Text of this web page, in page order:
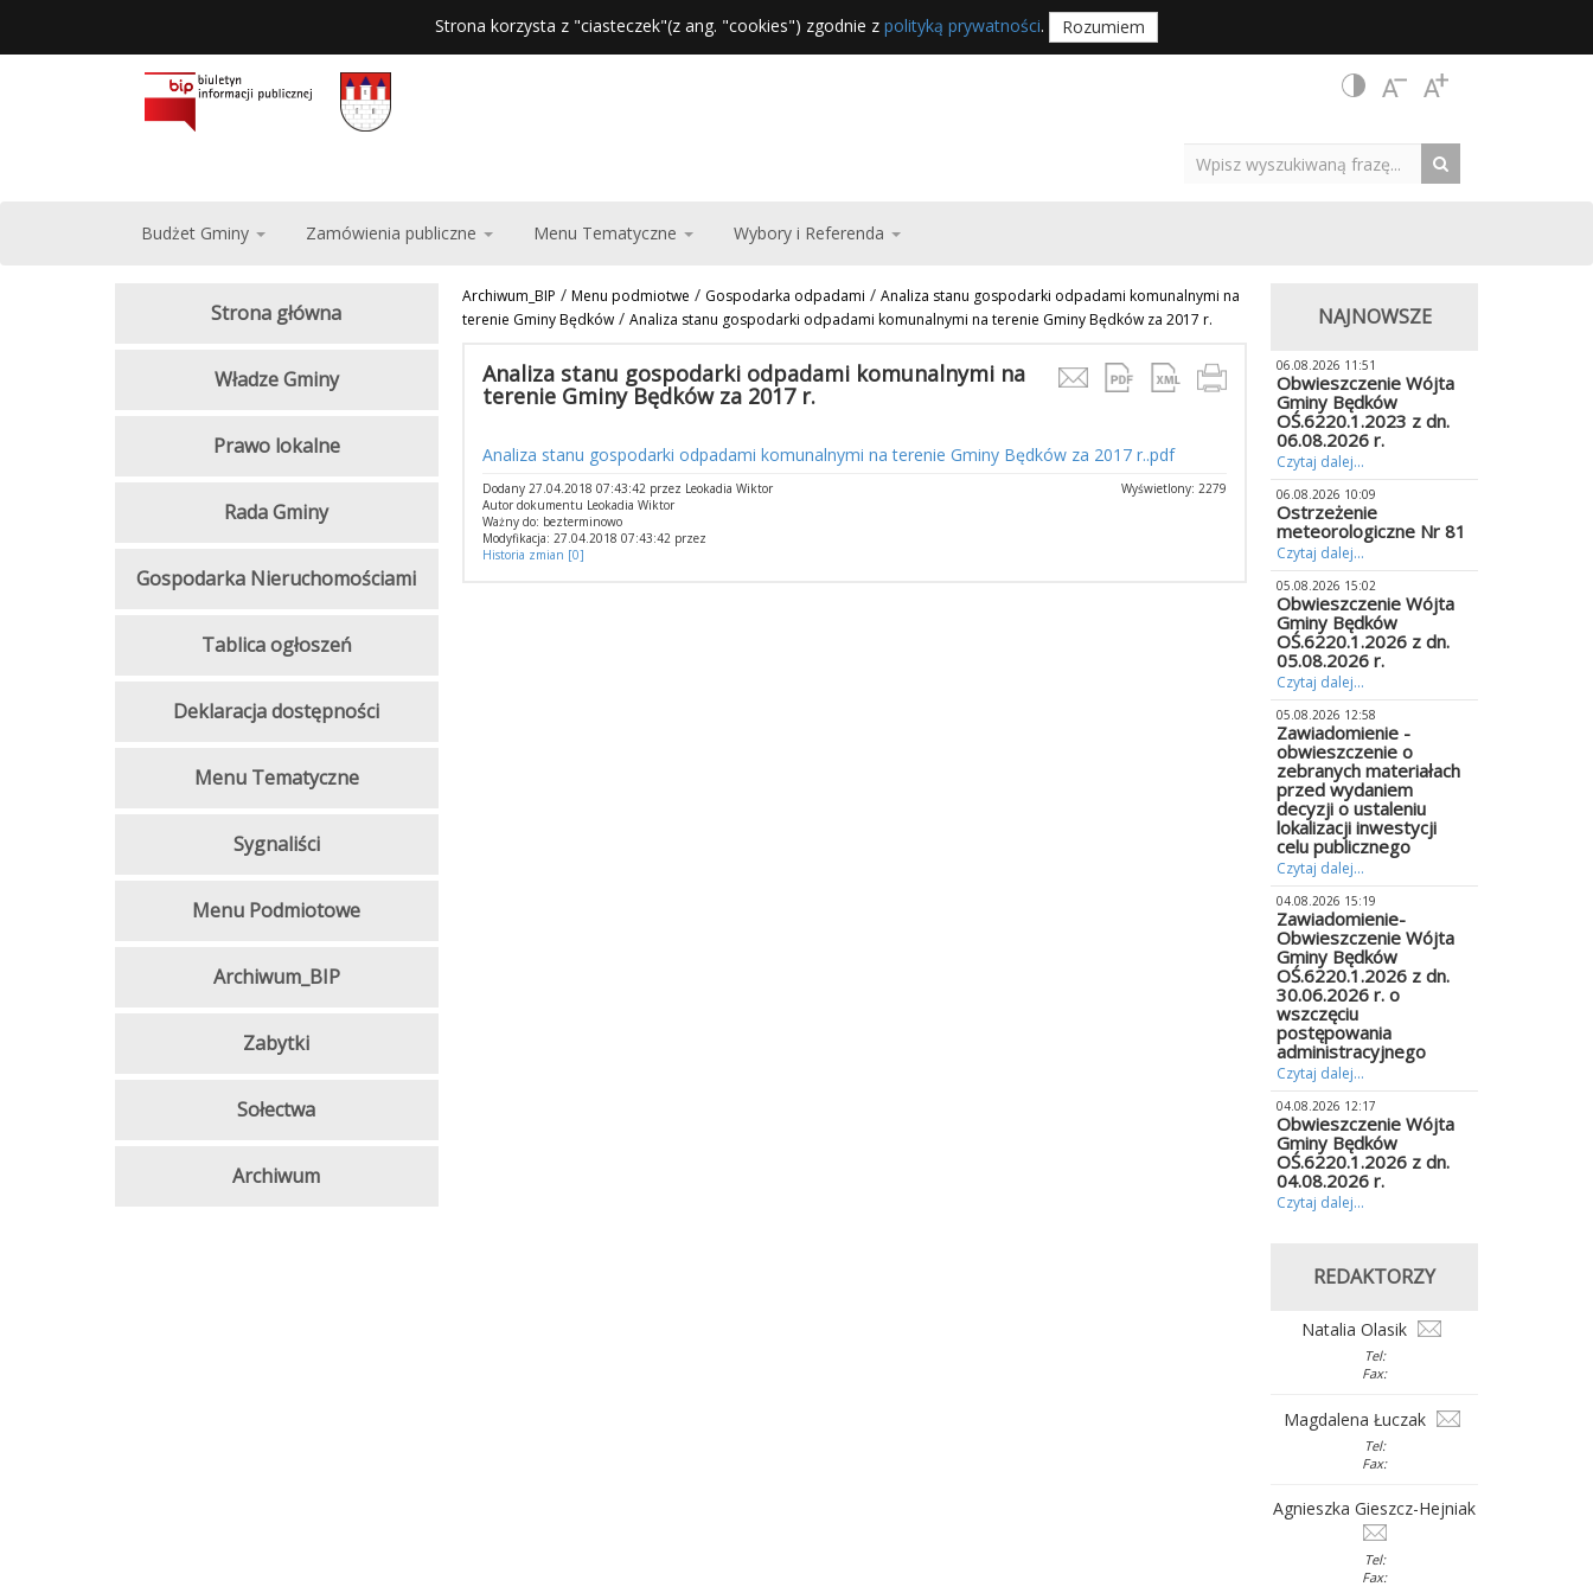
Strona korzysta z "ciasteczek"(z ang. "cookies") zgodnie z polityką prywatności. Rozumiem
Budżet Gminy Zamówienia publiczne Menu Tematyczne Wybory i Referenda
Archiwum_BIP / Menu podmiotwe / Gospodarka odpadami / Analiza stanu gospodarki odpadami komunalnymi na
terenie Gminy Będków/ Analiza stanu gospodarki odpadami komunalnymi na terenie Gminy Będków za 2017 r.
Analiza stanu gospodarki odpadami komunalnymi na
terenie Gminy Będków za 2017 r.
Analiza stanu gospodarki odpadami komunalnymi na terenie Gminy Będków za 2017 r..pdf
Wyświetlony: 2279
Dodany 27.04.2018 07:43:42 przez Leokadia Wiktor
Autor dokumentu Leokadia Wiktor
Ważny do: bezterminowo
Modyfikacja: 27.04.2018 07:43:42 przez
Historia zmian [0]
Strona główna
Władze Gminy
Prawo lokalne
Rada Gminy
Gospodarka Nieruchomościami
Tablica ogłoszeń
Deklaracja dostępności
Menu Tematyczne
Sygnaliści
Menu Podmiotowe
Archiwum_BIP
Zabytki
Sołectwa
Archiwum
NAJNOWSZE
06.08.2026 11:51
Obwieszczenie Wójta
Gminy Będków
OŚ.6220.1.2023 z dn.
06.08.2026 r.
Czytaj dalej...
06.08.2026 10:09
Ostrzeżenie
meteorologiczne Nr 81
Czytaj dalej...
05.08.2026 15:02
Obwieszczenie Wójta
Gminy Będków
OŚ.6220.1.2026 z dn.
05.08.2026 r.
Czytaj dalej...
05.08.2026 12:58
Zawiadomienie -
obwieszczenie o
zebranych materiałach
przed wydaniem
decyzji o ustaleniu
lokalizacji inwestycji
celu publicznego
Czytaj dalej...
04.08.2026 15:19
Zawiadomienie-
Obwieszczenie Wójta
Gminy Będków
OŚ.6220.1.2026 z dn.
30.06.2026 r. o
wszczęciu
postępowania
administracyjnego
Czytaj dalej...
04.08.2026 12:17
Obwieszczenie Wójta
Gminy Będków
OŚ.6220.1.2026 z dn.
04.08.2026 r.
Czytaj dalej...
REDAKTORZY
Natalia Olasik
Tel:
Fax:
Magdalena Łuczak
Tel:
Fax:
Agnieszka Gieszcz-Hejniak
Tel:
Fax: